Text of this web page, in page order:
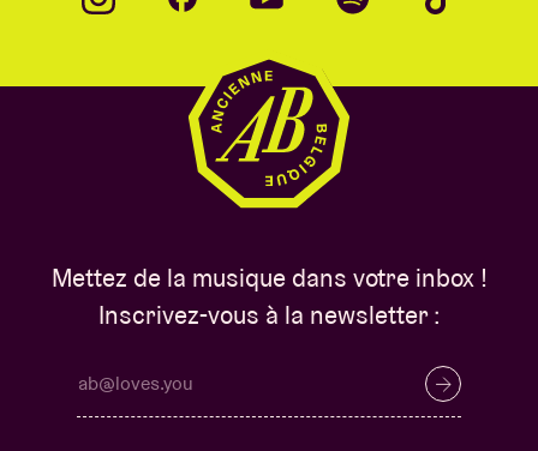
Mettez de la musique dans votre inbox !
Inscrivez-vous à la newsletter :